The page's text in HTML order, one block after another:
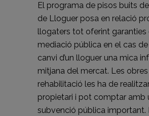
El programa de pisos buits
de Lloguer posa en relació
llogaters tot oferint garanties
mediació pública en el cas
canvi d’un lloguer una mica
mitjana del mercat. Les
rehabilitació les ha de
propietari i pot comptar amb
subvenció pública important.